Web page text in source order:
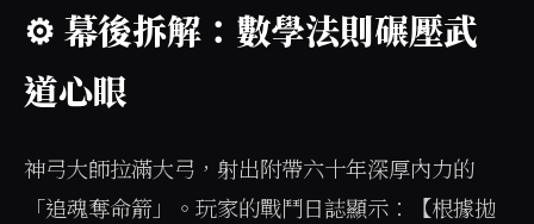
⚙️ 幕後拆解：數學法則碾壓武
道心眼
神弓大師拉滿大弓，射出附帶六十年深厚內力的
「追魂奪命箭」。玩家的戰鬥日誌顯示：【根據拋